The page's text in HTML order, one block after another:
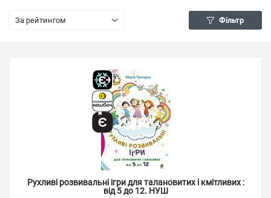
За рейтингом Фільтр
Рухливі розвивальні ігри для талановитих і кмітливих :
від 5 до 12. НУШ